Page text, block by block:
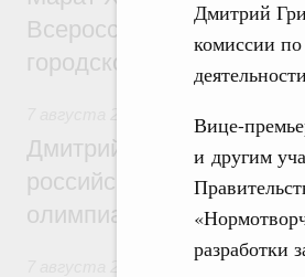
Дмитрий
комиссии
Вице-
и другим
разработки
Всероссийского
городской среды
Дмитрий Чернышенко и
российскую сборную с
олимпиаде по
Общие вопросы